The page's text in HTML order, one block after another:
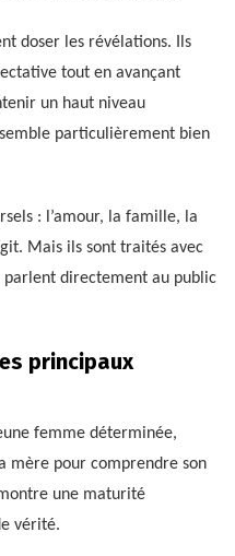
doser les révélations. Ils
tout en avançant
un haut niveau
particulièrement bien
: l’amour, la famille, la
Mais ils sont traités avec
directement au public
principaux
femme déterminée,
mère pour comprendre son
une maturité
vérité.